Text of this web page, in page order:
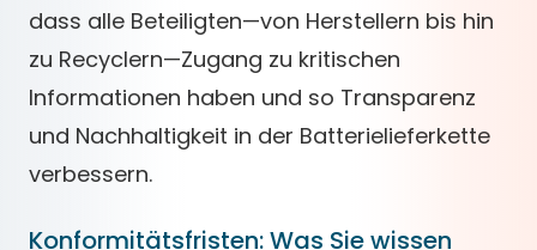
dass alle Beteiligten—von Herstellern bis hin
zu Recyclern—Zugang zu kritischen
Informationen haben und so Transparenz
und Nachhaltigkeit in der Batterielieferkette
verbessern.
Konformitätsfristen: Was Sie wissen